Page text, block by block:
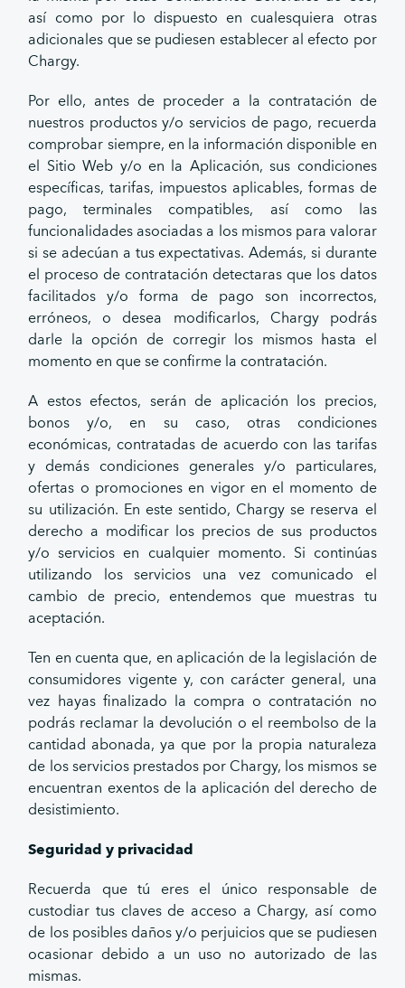
así como por lo dispuesto en cualesquiera otras
adicionales que se pudiesen establecer al efecto por
Chargy.
Por ello, antes de proceder a la contratación de
nuestros productos y/o servicios de pago, recuerda
comprobar siempre, en la información disponible en
el Sitio Web y/o en la Aplicación, sus condiciones
específicas, tarifas, impuestos aplicables, formas de
pago, terminales compatibles, así como las
funcionalidades asociadas a los mismos para valorar
si se adecúan a tus expectativas. Además, si durante
el proceso de contratación detectaras que los datos
facilitados y/o forma de pago son incorrectos,
erróneos, o desea modificarlos, Chargy podrás
darle la opción de corregir los mismos hasta el
momento en que se confirme la contratación.
A estos efectos, serán de aplicación los precios,
bonos y/o, en su caso, otras condiciones
económicas, contratadas de acuerdo con las tarifas
y demás condiciones generales y/o particulares,
ofertas o promociones en vigor en el momento de
su utilización. En este sentido, Chargy se reserva el
derecho a modificar los precios de sus productos
y/o servicios en cualquier momento. Si continúas
utilizando los servicios una vez comunicado el
cambio de precio, entendemos que muestras tu
aceptación.
Ten en cuenta que, en aplicación de la legislación de
consumidores vigente y, con carácter general, una
vez hayas finalizado la compra o contratación no
podrás reclamar la devolución o el reembolso de la
cantidad abonada, ya que por la propia naturaleza
de los servicios prestados por Chargy, los mismos se
encuentran exentos de la aplicación del derecho de
desistimiento.
Seguridad y privacidad
Recuerda que tú eres el único responsable de
custodiar tus claves de acceso a Chargy, así como
de los posibles daños y/o perjuicios que se pudiesen
ocasionar debido a un uso no autorizado de las
mismas.